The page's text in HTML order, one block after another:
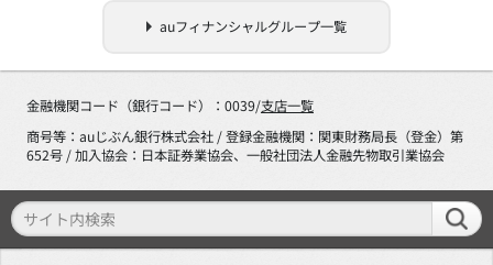
auフィナンシャルグループ一覧
金融機関コード（銀行コード）：0039/支店一覧
商号等：auじぶん銀行株式会社 / 登録金融機関：関東財務局長（登金）第
652号 / 加入協会：日本証券業協会、一般社団法人金融先物取引業協会